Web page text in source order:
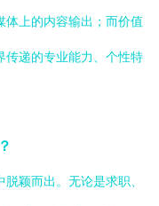
体上的内容输出；而价值
传递的专业能力、个性特
颖而出。无论是求职、